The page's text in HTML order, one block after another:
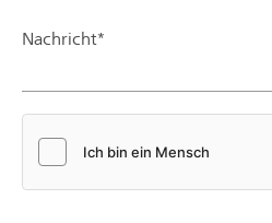
Nachricht*